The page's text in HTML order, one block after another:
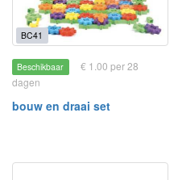
BC41
Beschikbaar
€ 1.00 per 28
dagen
bouw en draai set